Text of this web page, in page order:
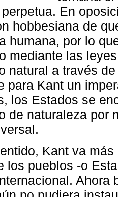
En
hobbesiana de
humana, por lo
mediante las
natural a través
para Kant un
los Estados se
de naturaleza por
Kant va
los pueblos -o
Ahora